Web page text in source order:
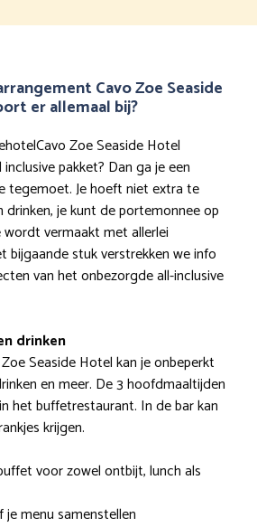
Cavo Zoe Seaside
er allemaal bij?
Zoe Seaside Hotel
pakket? Dan ga je een
tegemoet. Je hoeft niet extra te
je kunt de portemonnee op
vermaakt met allerlei
bijgaande stuk verstrekken we info
van het onbezorgde all-inclusive
drinken
Seaside Hotel kan je onbeperkt
en meer. De 3 hoofdmaaltijden
het buffetrestaurant. In de bar kan
krijgen.
voor zowel ontbijt, lunch als
je menu samenstellen